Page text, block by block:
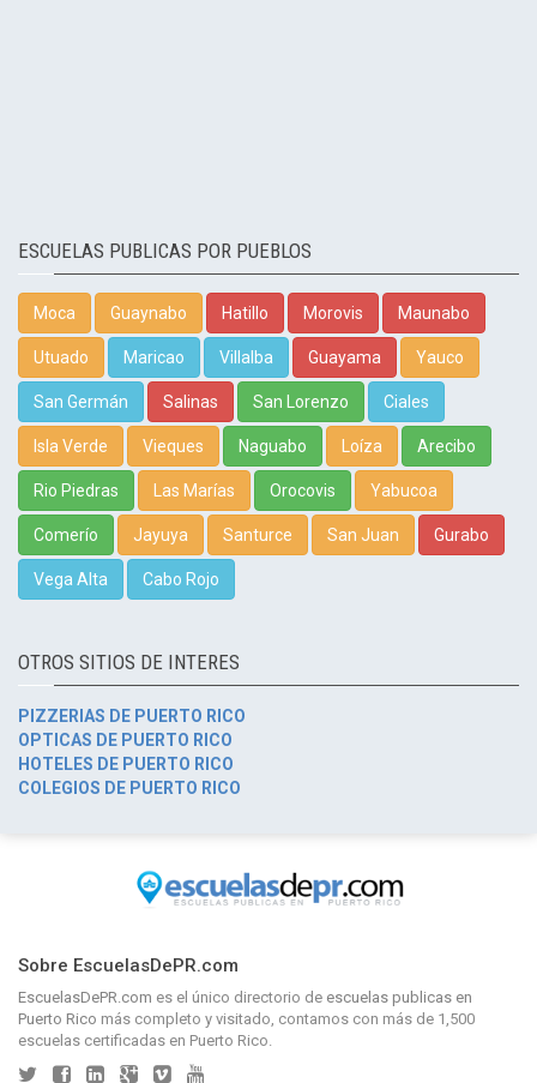
ESCUELAS PUBLICAS POR PUEBLOS
Moca Guaynabo Hatillo Morovis Maunabo
Utuado Maricao Villalba Guayama Yauco
San Germán Salinas San Lorenzo Ciales
Isla Verde Vieques Naguabo Loíza Arecibo
Rio Piedras Las Marías Orocovis Yabucoa
Comerío Jayuya Santurce San Juan Gurabo
Vega Alta Cabo Rojo
OTROS SITIOS DE INTERES
PIZZERIAS DE PUERTO RICO
OPTICAS DE PUERTO RICO
HOTELES DE PUERTO RICO
COLEGIOS DE PUERTO RICO
Sobre EscuelasDePR.com
EscuelasDePR.com es el único directorio de escuelas publicas en
Puerto Rico más completo y visitado, contamos con más de 1,500
escuelas certificadas en Puerto Rico.